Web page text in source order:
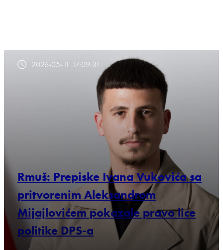
2026-05-11 17:09:31
Rmuš: Prepiske Ivana Vukovića sa
pritvorenim Aleksandrom
Mijajlovićem pokazale pravo lice
politike DPS-a